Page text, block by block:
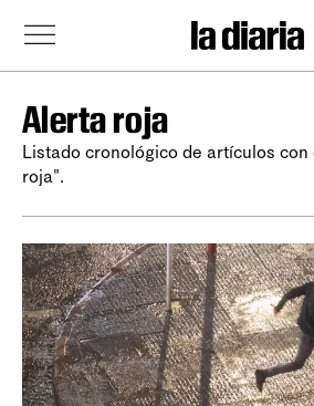
Alerta roja
Listado cronológico de artículos
roja".